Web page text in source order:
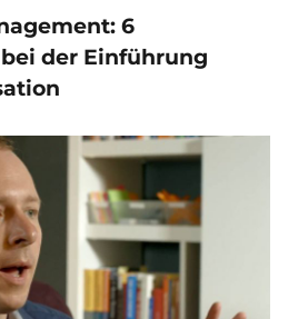
6
der Einführung